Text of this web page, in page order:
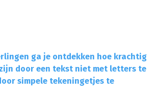
klankbordgroep
het culturele veld
ga je ontdekken hoe krachtig
door een tekst niet met letters te
simpele tekeningetjes te